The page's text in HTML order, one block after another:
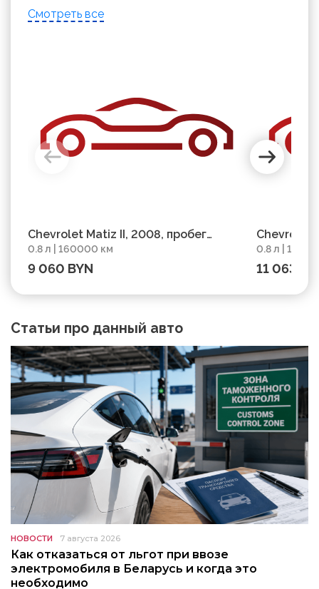
Смотреть все
Chevrolet Matiz II, 2008, пробег
160000 км
0.8 л | 160000 км
9 060 BYN
Chevrolet
128000 км
0.8 л |
11 063
Статьи про данный авто
НОВОСТИ 7 августа 2026
Как отказаться от льгот при ввозе
электромобиля в Беларусь и когда это
необходимо